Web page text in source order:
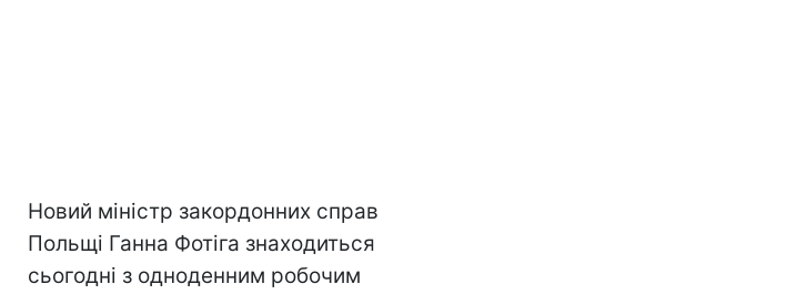
Новий міністр закордонних справ
Польщі Ганна Фотіга знаходиться
сьогодні з одноденним робочим